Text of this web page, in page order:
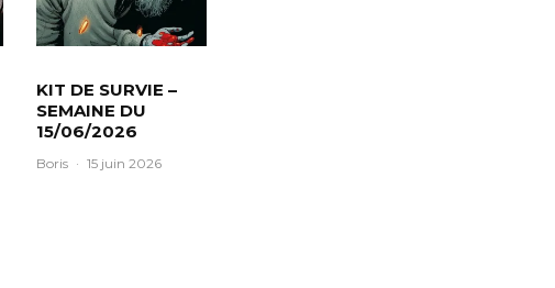
KIT DE SURVIE –
SEMAINE DU
15/06/2026
Boris · 15 juin 2026